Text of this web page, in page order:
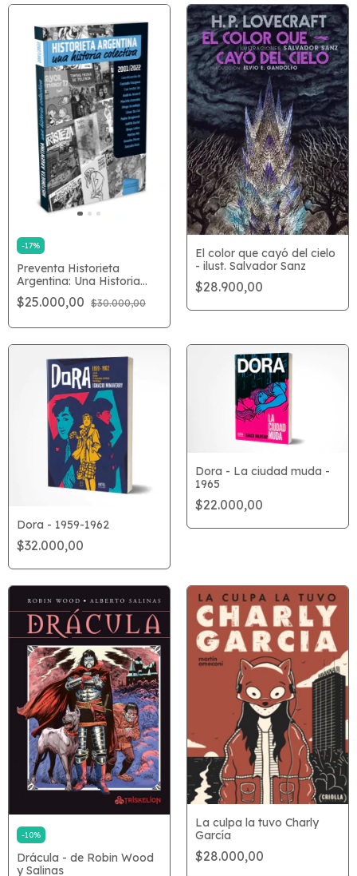
-17%
Preventa Historieta
Argentina: Una Historia
Colectiva
$25.000,00 $30.000,00
El color que cayó del cielo
- ilust. Salvador Sanz
$28.900,00
Dora - 1959-1962
$32.000,00
Dora - La ciudad muda -
1965
$22.000,00
-10%
Drácula - de Robin Wood
y Salinas
La culpa la tuvo Charly
García
$28.000,00